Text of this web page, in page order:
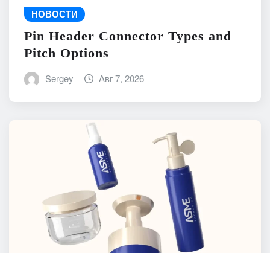
НОВОСТИ
Pin Header Connector Types and
Pitch Options
Sergey Авг 7, 2026